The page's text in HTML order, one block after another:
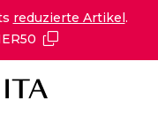
reduzierte Artikel.